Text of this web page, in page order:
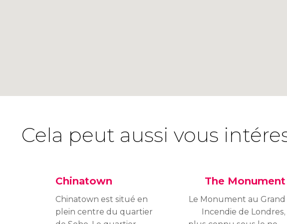
Cela peut aussi vous
Chinatown
Chinatown est situé en
plein centre du quartier
The Monument
Le Monument au Grand
Incendie de Londres,